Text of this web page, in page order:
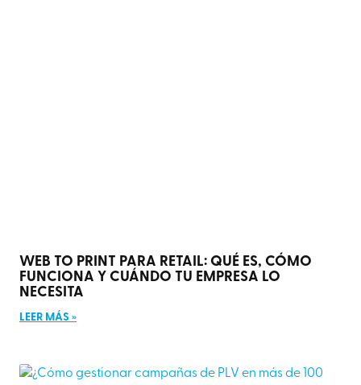
WEB TO PRINT PARA RETAIL: QUÉ ES, CÓMO
FUNCIONA Y CUÁNDO TU EMPRESA LO
NECESITA
LEER MÁS »